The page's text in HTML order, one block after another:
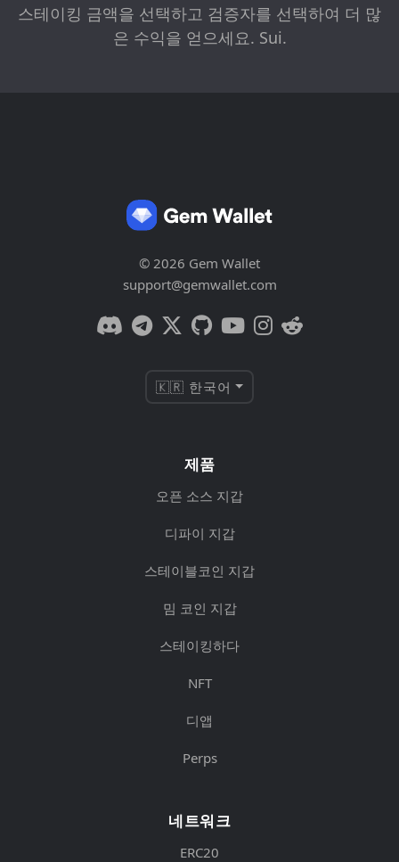
스테이킹 금액을 선택하고 검증자를 선택하여 더 많
은 수익을 얻으세요. Sui.
© 2026 Gem Wallet
support@gemwallet.com
🇰🇷 한국어
제품
오픈 소스 지갑
디파이 지갑
스테이블코인 지갑
밈 코인 지갑
스테이킹하다
NFT
디앱
Perps
네트워크
ERC20